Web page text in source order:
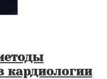
кардиологии